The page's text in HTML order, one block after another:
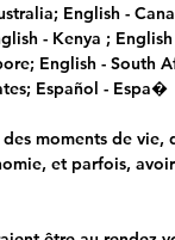
English -
- Kenya ;
English - South
Español - Espa�
moments de vie,
et parfois,